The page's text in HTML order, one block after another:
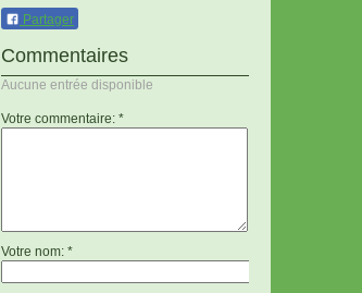
Partager
Commentaires
Aucune entrée disponible
Votre commentaire: *
Votre nom: *